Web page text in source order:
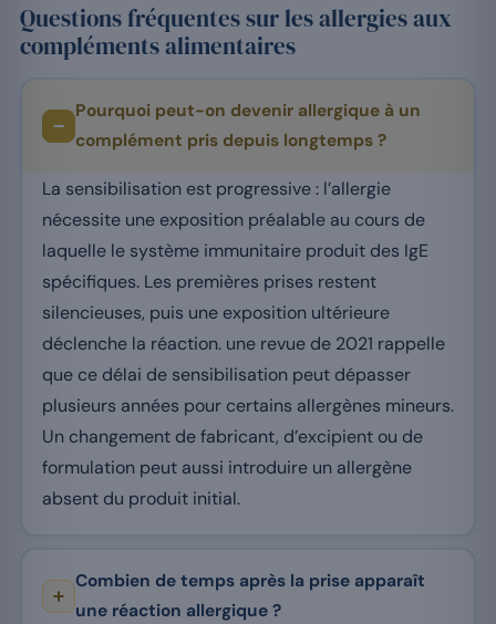
Questions fréquentes sur les allergies aux
compléments alimentaires
Pourquoi peut-on devenir allergique à un
complément pris depuis longtemps ?
La sensibilisation est progressive : l’allergie
nécessite une exposition préalable au cours de
laquelle le système immunitaire produit des IgE
spécifiques. Les premières prises restent
silencieuses, puis une exposition ultérieure
déclenche la réaction. une revue de 2021 rappelle
que ce délai de sensibilisation peut dépasser
plusieurs années pour certains allergènes mineurs.
Un changement de fabricant, d’excipient ou de
formulation peut aussi introduire un allergène
absent du produit initial.
Combien de temps après la prise apparaît
une réaction allergique ?